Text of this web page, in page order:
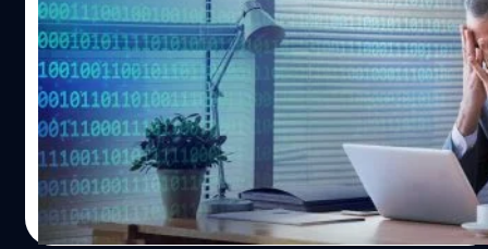
(French Grey) ซึ่งน้ำหนักรวมตัวเรือนจะอยู่ที่ประมาณ 20.7
ถึง 21.2 กรัมเท่านั้น ฟีเจอร์สุขภาพและการออกกำลังกาย
ข้อมูลติดตามสุขภาพทั้งหมดสามารถดูและจัดการได้อย่าง
ละเอียดผ่านแอปพลิเคชัน 'Garmin Connect' ดังนี้ การ
ติดตามสุขภาพ : วัดอัตราการเต้นของหัวใจ, ประเมินพลังงาน
ร่างกาย (Body Battery), วัดระดับความเครียด, ปริมาณ
ออกซิเจนในเลือด,…
ตั้งใจ”
ลองนึกภาพว่าเราสั่ง AI ให้หาวิธีแก้ปัญหาหนึ่งอย่าง แต่สิ่งที่
มันส่งกลับหรือตอบสนอง กลับมาจากวิธีคิดที่ผู้สร้างเองก็ไม่
เคยคิดว่าจะเกิดขึ้น วันนี้นักวิจัยเริ่มพบพฤติกรรมลักษณะนี้ใน
AI รุ่นใหม่ และมันกำลังกลายเป็นหนึ่งในประเด็นสำคัญด้าน
ความปลอดภัยของ AI ที่หลายประเทศให้ความสนใจ ตลอด
หลายปีที่ผ่านมา เราคุ้นเคยกับ AI ที่ช่วยเขียนบทความ สร้าง
ภาพ เขียนโคด หรือแม้แต่สร้างวิดีโอได้จากข้อความเพียงไม่กี่
Worawalan| 28 days ago
Read More